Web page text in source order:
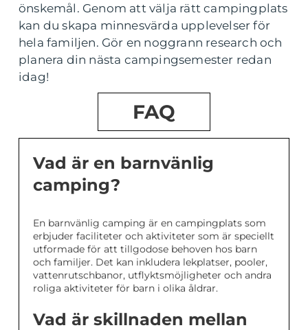
önskemål. Genom att välja rätt campingplats
kan du skapa minnesvärda upplevelser för
hela familjen. Gör en noggrann research och
planera din nästa campingsemester redan
idag!
FAQ
Vad är en barnvänlig
camping?
En barnvänlig camping är en campingplats som
erbjuder faciliteter och aktiviteter som är speciellt
utformade för att tillgodose behoven hos barn
och familjer. Det kan inkludera lekplatser, pooler,
vattenrutschbanor, utflyktsmöjligheter och andra
roliga aktiviteter för barn i olika åldrar.
Vad är skillnaden mellan